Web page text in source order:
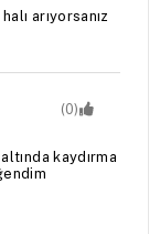
arıyorsanız
(0)
kaydırma